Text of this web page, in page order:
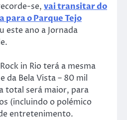
se, vai transitar do
para o Parque Tejo
este ano a Jornada
in Rio terá a mesma
da Bela Vista – 80 mil
total será maior, para
(incluindo o polémico
entretenimento.